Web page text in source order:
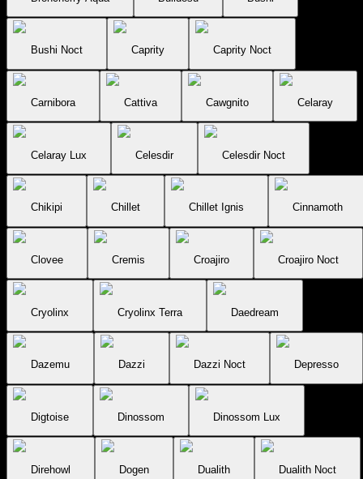
Bushi Noct Caprity Caprity Noct
Carnibora Cattiva Cawgnito Celaray
Celaray Lux Celesdir Celesdir Noct
Chikipi Chillet Chillet Ignis Cinnamoth
Clovee Cremis Croajiro Croajiro Noct
Cryolinx Cryolinx Terra Daedream
Dazemu Dazzi Dazzi Noct Depresso
Digtoise Dinossom Dinossom Lux
Direhowl Dogen Dualith Dualith Noct